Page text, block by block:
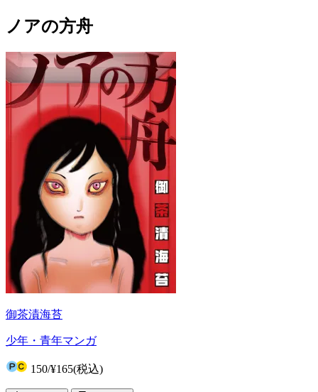
ノアの方舟
御茶漬海苔
少年・青年マンガ
150/¥165(税込)